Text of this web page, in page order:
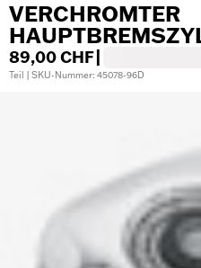
VERCHROMTER
89,00 CHF
Teil | SKU-Nummer: 45078-96D